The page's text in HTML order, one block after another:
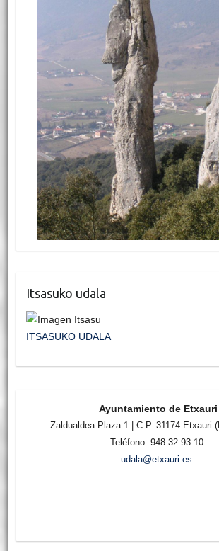
Itsasuko udala
ITSASUKO UDALA
Ayuntamiento de Etxauri
Zaldualdea Plaza 1 | C.P. 31174 Etxauri
Teléfono: 948 32 93 10
udala@etxauri.es